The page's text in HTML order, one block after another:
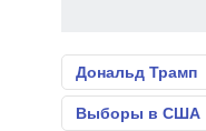
Дональд Трамп
Выборы в США